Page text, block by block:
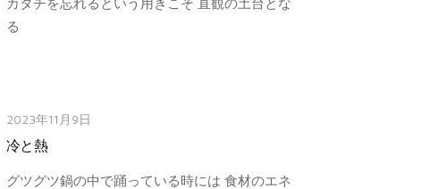
カタチを忘れるという用きこそ 直観の土台とな
る
2023年11月9日
冷と熱
グツグツ鍋の中で踊っている時には 食材のエネ